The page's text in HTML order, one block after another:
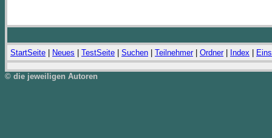
StartSeite Neues TestSeite Suchen Teilnehmer| Ordner| Index
© die jeweiligen Autoren